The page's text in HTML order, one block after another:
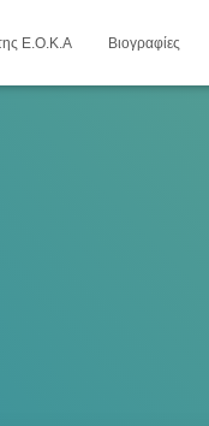
Ε.Ο.Κ.Α Βιογραφίες